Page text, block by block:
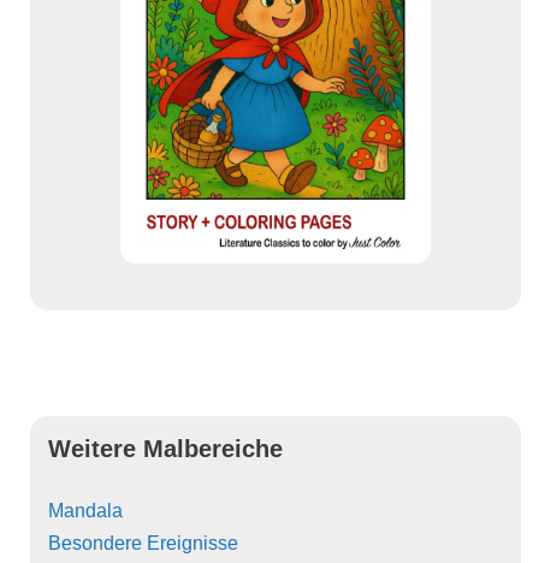
Weitere Malbereiche
Mandala
Besondere Ereignisse